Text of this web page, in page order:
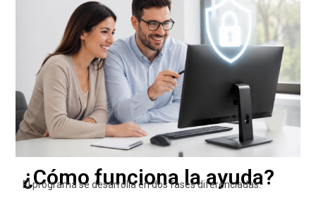
¿Cómo funciona la ayuda?
El programa se desarrolla en dos fases diferenciadas: